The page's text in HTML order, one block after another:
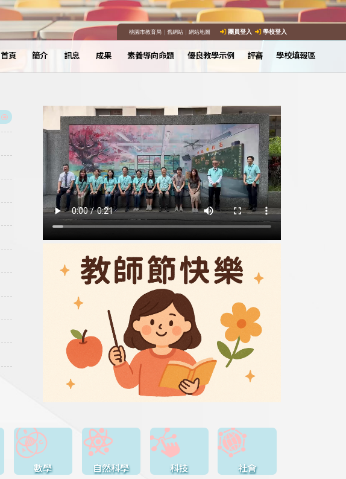
桃園市教育局｜ 舊網站｜ 網站地圖 團員登入 學校登入
首頁 簡介 訊息 成果 素養導向命題 優良教學示例 評審 學校填報區
數學 自然科學 科技 社會